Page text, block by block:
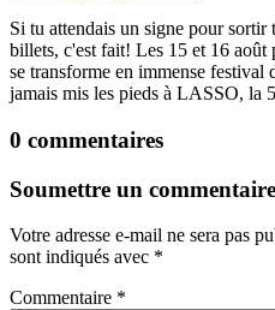
Si tu attendais un signe pour sortir
billets, c'est fait! Les 15 et 16 août
se transforme en immense festival
jamais mis les pieds à LASSO, la
0 commentaires
Soumettre un commentaire
Votre adresse e-mail ne sera pas
sont indiqués avec *
Commentaire *